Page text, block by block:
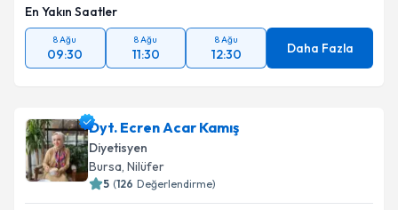
En Yakın Saatler
8 Ağu
09:30
8 Ağu
11:30
8 Ağu
12:30 Daha Fazla
Dyt. Ecren Acar Kamış
Diyetisyen
Bursa, Nilüfer
5 (126 Değerlendirme)